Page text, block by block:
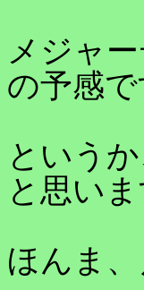
メジャ
の予感で
という
と思いま
ほんま